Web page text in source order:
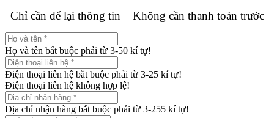
Chỉ cần để lại thông tin – Không cần thanh toán trước
Họ và tên bắt buộc phải từ 3-50 kí tự!
Điện thoại liên hệ bắt buộc phải từ 3-25 kí tự!
Điện thoại liên hệ không hợp lệ!
Địa chỉ nhận hàng bắt buộc phải từ 3-255 kí tự!